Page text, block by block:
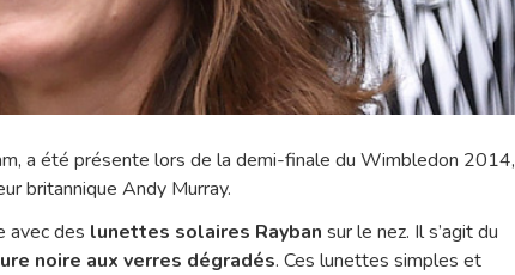
a été présente lors de la demi-finale du Wimbledon 2014,
britannique Andy Murray.
avec des lunettes solaires Rayban sur le nez. Il s’agit du
noire aux verres dégradés. Ces lunettes simples et